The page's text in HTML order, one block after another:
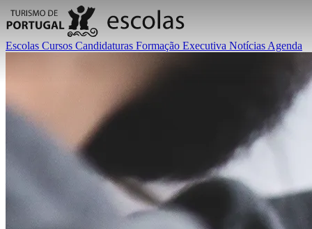
Escolas Cursos Candidaturas Formação Executiva Notícias Agenda